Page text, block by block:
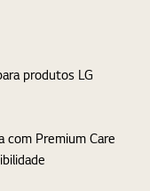
produtos LG
com Premium Care